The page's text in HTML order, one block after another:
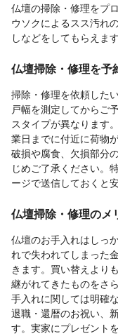
仏壇の掃除・修理をプ
ウソクによるスス汚れ
しなどをしてもらえます
仏壇掃除・修理を予
掃除・修理を依頼した
戸幅を測定してからご
スタイプが異なります
業日までに付近に荷物
破損や腐食、欠損部分
じめご了承ください。
ージで送信しておくと
仏壇掃除・修理のメ
仏壇のお手入れはしっ
れで失われてしまった
きます。買い替えより
継がれてきたものをさ
手入れに関しては明確
退職・還暦のお祝い、
す。実家にプレゼント